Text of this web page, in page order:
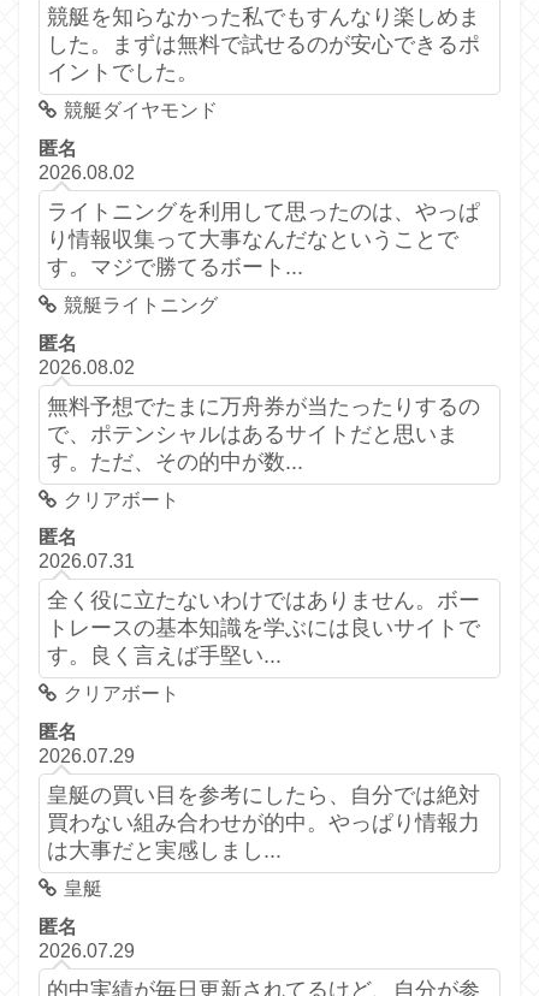
競艇を知らなかった私でもすんなり楽しめま
した。まずは無料で試せるのが安心できるポ
イントでした。
競艇ダイヤモンド
匿名
2026.08.02
ライトニングを利用して思ったのは、やっぱ
り情報収集って大事なんだなということで
す。マジで勝てるボート...
競艇ライトニング
匿名
2026.08.02
無料予想でたまに万舟券が当たったりするの
で、ポテンシャルはあるサイトだと思いま
す。ただ、その的中が数...
クリアボート
匿名
2026.07.31
全く役に立たないわけではありません。ボー
トレースの基本知識を学ぶには良いサイトで
す。良く言えば手堅い...
クリアボート
匿名
2026.07.29
皇艇の買い目を参考にしたら、自分では絶対
買わない組み合わせが的中。やっぱり情報力
は大事だと実感しまし...
皇艇
匿名
2026.07.29
的中実績が毎日更新されてるけど、自分が参